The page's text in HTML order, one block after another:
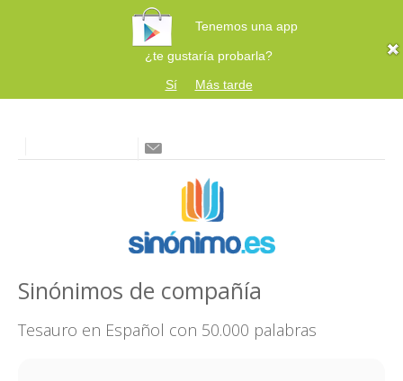
Tenemos una app
¿te gustaría probarla?
Sí
Más tarde
Sinónimos de compañía
Tesauro en Español con 50.000 palabras